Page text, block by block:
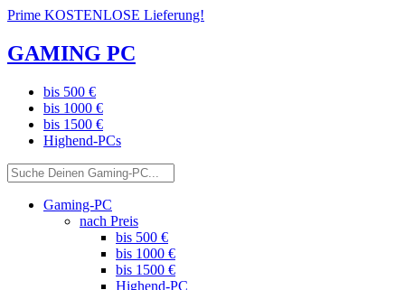
Prime KOSTENLOSE Lieferung!
GAMING PC
bis 500 €
bis 1000 €
bis 1500 €
Highend-PCs
Gaming-PC
nach Preis
bis 500 €
bis 1000 €
bis 1500 €
Highend-PC